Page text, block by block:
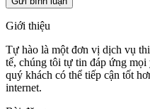
Giới thiệu
Tự hào là một đơn vị dịch vụ
tế, chúng tôi tự tin đáp ứng
quý khách có thể tiếp cận tốt
internet.